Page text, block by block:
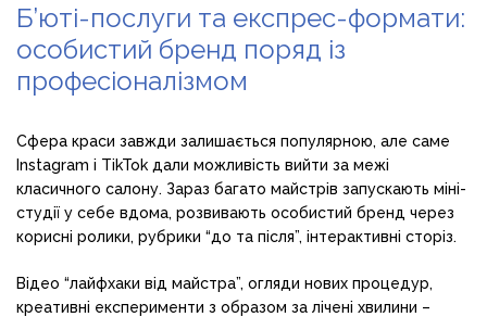
Б’юті-послуги та експрес-формати:
особистий бренд поряд із
професіоналізмом
Сфера краси завжди залишається популярною, але саме
Instagram і TikTok дали можливість вийти за межі
класичного салону. Зараз багато майстрів запускають міні-
студії у себе вдома, розвивають особистий бренд через
корисні ролики, рубрики “до та після”, інтерактивні сторіз.
Відео “лайфхаки від майстра”, огляди нових процедур,
креативні експерименти з образом за лічені хвилини –